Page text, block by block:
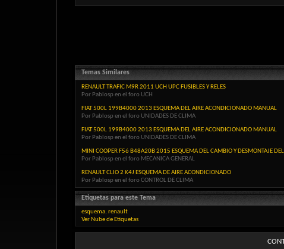
Temas Similares
RENAULT TRAFIC M9R 2011 UCH UPC FUSIBLES Y RELES
Por Pablosp en el foro UCH
FIAT 500L 199B4000 2013 ESQUEMA DEL AIRE ACONDICIONADO MANUAL
Por Pablosp en el foro UNIDADES DE CLIMA
FIAT 500L 199B4000 2013 ESQUEMA DEL AIRE ACONDICIONADO MANUAL
Por Pablosp en el foro UNIDADES DE CLIMA
MINI COOPER F56 B48A20B 2015 ESQUEMA DEL CAMBIO Y DESMONTAJE
Por Pablosp en el foro MECANICA GENERAL
RENAULT CLIO 2 K4J ESQUEMA DE AIRE ACONDICIONADO
Por Pablosp en el foro CONTROL DE CLIMA
Etiquetas para este Tema
esquema, renault
Ver Nube de Etiquetas